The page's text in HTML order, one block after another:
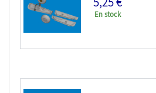
Eduard kit d'amelioration avion brassin Print...
En stock